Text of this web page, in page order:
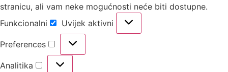
stranicu, ali vam neke mogućnosti neće biti dostupne.
Funkcionalni
Uvijek aktivni
Preferences
Analitika